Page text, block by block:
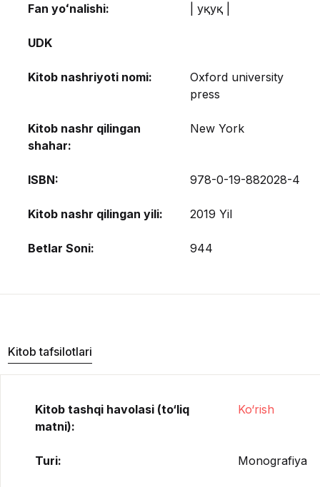
Fan yoʻnalishi: | Ҳуқуқ |
UDK
Kitob nashriyoti nomi:
Oxford university
press
Kitob nashr qilingan
shahar:
New York
ISBN: 978-0-19-882028-4
Kitob nashr qilingan yili: 2019 Yil
Betlar Soni: 944
Kitob tafsilotlari
Kitob tashqi havolasi (to‘liq
matni):
Ko‘rish
Turi: Monografiya